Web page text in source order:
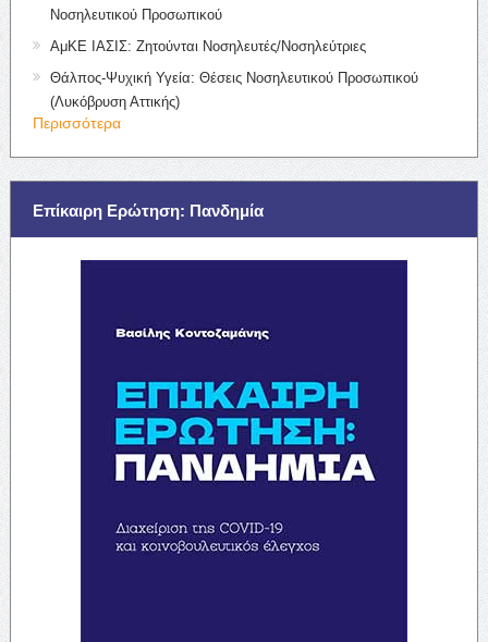
Νοσηλευτικού Προσωπικού
ΑμΚΕ ΙΑΣΙΣ: Ζητούνται Νοσηλευτές/Νοσηλεύτριες
Θάλπος-Ψυχική Υγεία: Θέσεις Νοσηλευτικού Προσωπικού
(Λυκόβρυση Αττικής)
Περισσότερα
Επίκαιρη Ερώτηση: Πανδημία